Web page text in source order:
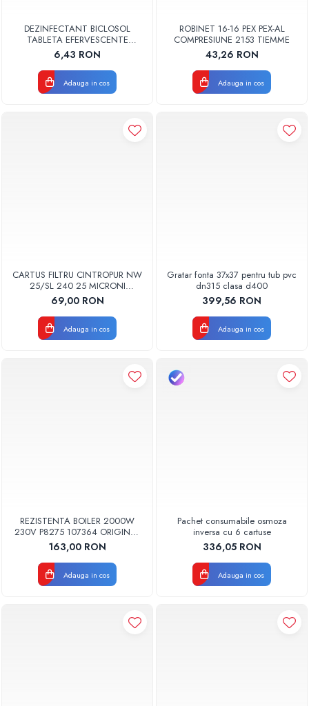
DEZINFECTANT BICLOSOL
TABLETA EFERVESCENTE
CLORAMINA TABLETA CLOR 10
BUC
6,43 RON
Adauga in cos
ROBINET 16-16 PEX PEX-AL
COMPRESIUNE 2153 TIEMME
43,26 RON
Adauga in cos
CARTUS FILTRU CINTROPUR NW
25/SL 240 25 MICRONI
MANSOANE FILTRARE SET 5BUC
69,00 RON
Adauga in cos
Gratar fonta 37x37 pentru tub pvc
dn315 clasa d400
399,56 RON
Adauga in cos
REZISTENTA BOILER 2000W
230V P8275 107364 ORIGINAL
TESY
163,00 RON
Adauga in cos
Pachet consumabile osmoza
inversa cu 6 cartuse
336,05 RON
Adauga in cos